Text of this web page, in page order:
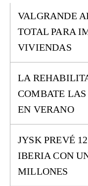
VALGRANDE
TOTAL PARA
VIVIENDAS
LA
COMBATE
EN VERANO
JYSK PREVÉ
IBERIA CON
MILLONES